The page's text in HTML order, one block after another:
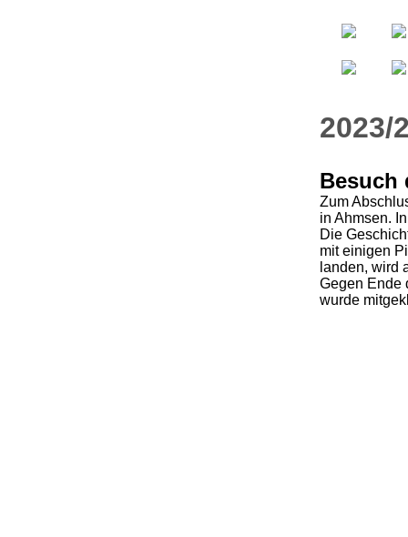
2023/
Besuch
Zum
in Ahmsen.
Die
mit einigen
landen, wird
Gegen Ende
wurde